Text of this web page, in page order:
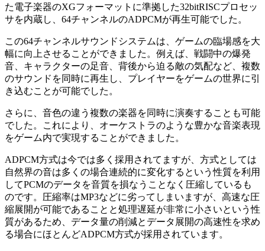
た電子楽器のXGフォーマットに準拠した32bitRISCプロセッ
サを内蔵し、64チャンネルのADPCMが再生可能でした。
この64チャンネルサウンドシステムは、ゲームの臨場感を大
幅に向上させることができました。例えば、戦闘中の爆発
音、キャラクターの足音、背後から迫る敵の気配など、複数
のサウンドを同時に再生し、プレイヤーをゲームの世界に引
き込むことが可能でした。
さらに、音色の違う複数の楽器を同時に演奏することも可能
でした。これにより、オーケストラのような豊かな音楽表現
をゲーム内で実現することができました。
ADPCM方式は今では多く採用されてますが、方式としては
自然界の音は多くの場合連続的に変化するという性質を利用
してPCMのデータを音質を損なうことなく圧縮しているも
のです。圧縮率はMP3などに劣ってしまいますが、高速な圧
縮展開が可能であることと処理遅延が非常に小さいという性
質があるため、データ量の削減とデータ展開の高速性を求め
る場合にほとんどADPCM方式が採用されています。